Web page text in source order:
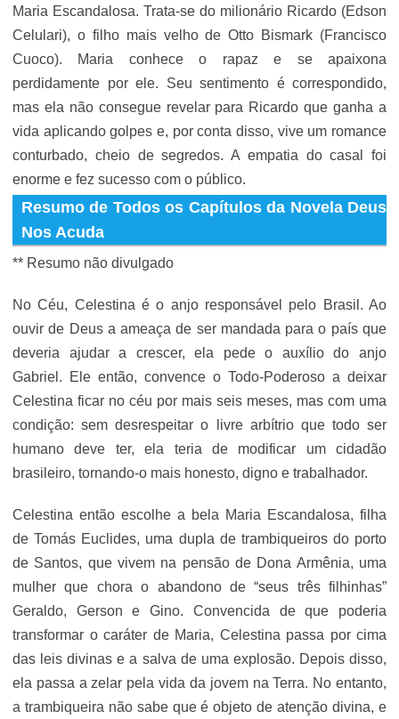
Maria Escandalosa. Trata-se do milionário Ricardo (Edson
Celulari), o filho mais velho de Otto Bismark (Francisco
Cuoco). Maria conhece o rapaz e se apaixona
perdidamente por ele. Seu sentimento é correspondido,
mas ela não consegue revelar para Ricardo que ganha a
vida aplicando golpes e, por conta disso, vive um romance
conturbado, cheio de segredos. A empatia do casal foi
enorme e fez sucesso com o público.
Resumo de Todos os Capítulos da Novela Deus
Nos Acuda
** Resumo não divulgado
No Céu, Celestina é o anjo responsável pelo Brasil. Ao
ouvir de Deus a ameaça de ser mandada para o país que
deveria ajudar a crescer, ela pede o auxílio do anjo
Gabriel. Ele então, convence o Todo-Poderoso a deixar
Celestina ficar no céu por mais seis meses, mas com uma
condição: sem desrespeitar o livre arbítrio que todo ser
humano deve ter, ela teria de modificar um cidadão
brasileiro, tornando-o mais honesto, digno e trabalhador.
Celestina então escolhe a bela Maria Escandalosa, filha
de Tomás Euclides, uma dupla de trambiqueiros do porto
de Santos, que vivem na pensão de Dona Armênia, uma
mulher que chora o abandono de “seus três filhinhas”
Geraldo, Gerson e Gino. Convencida de que poderia
transformar o caráter de Maria, Celestina passa por cima
das leis divinas e a salva de uma explosão. Depois disso,
ela passa a zelar pela vida da jovem na Terra. No entanto,
a trambiqueira não sabe que é objeto de atenção divina, e